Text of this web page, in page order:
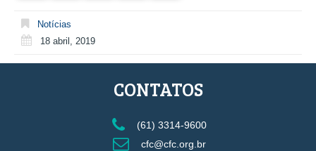
Notícias
18 abril, 2019
CONTATOS
(61) 3314-9600
cfc@cfc.org.br